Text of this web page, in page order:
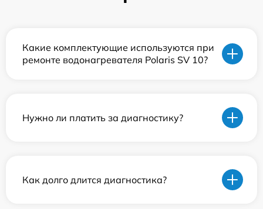
Какие комплектующие используются при
ремонте водонагревателя Polaris SV 10?
Нужно ли платить за диагностику?
Как долго длится диагностика?